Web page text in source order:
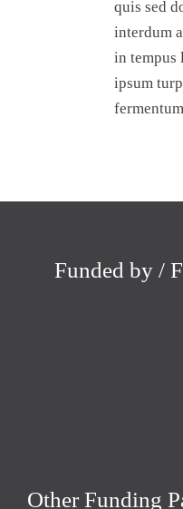
quis sed
interdum
in tempus
ipsum
Funded by /
Other Funding